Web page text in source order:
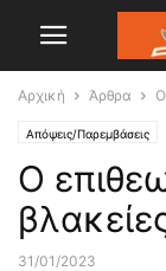
Αρχική Άρθρα Ο
Απόψεις/Παρεμβάσεις
Ο
31/01/2023